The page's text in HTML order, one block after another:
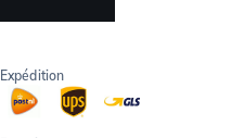
Expédition